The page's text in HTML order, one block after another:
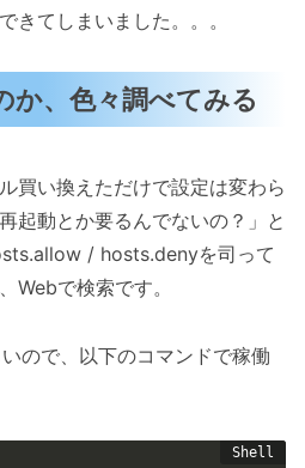
きてしまいました。。。
か、色々調べてみる
買い換えただけで設定は変わら
起動とか要るんでないの？」と
/ hosts.denyを司って
Webで検索です。
ので、以下のコマンドで稼働